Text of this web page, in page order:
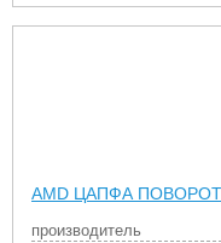
AMD ЦАПФА
производитель